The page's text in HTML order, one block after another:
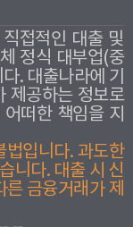
접적인 대출 및
정식 대부업(중
. 대출나라에 기
제공하는 정보로
떠한 책임을 지
법입니다. 과도한
니다. 대출 시 신
금융거래가 제